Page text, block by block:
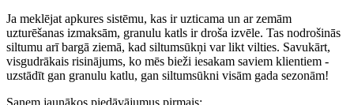
Ja meklējat apkures sistēmu, kas ir uzticama un ar zemām
uzturēšanas izmaksām, granulu katls ir droša izvēle. Tas nodrošinās
siltumu arī bargā ziemā, kad siltumsūkņi var likt vilties. Savukārt,
visgudrākais risinājums, ko mēs bieži iesakam saviem klientiem -
uzstādīt gan granulu katlu, gan siltumsūkni visām gada sezonām!